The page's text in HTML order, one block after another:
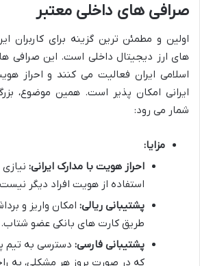
صرافی های داخلی معتبر
اولین و مطمئن ترین گزینه برای کاربران
های ارز دیجیتال داخلی است. این صرافی
اسلامی ایران فعالیت می کنند و احراز
ایرانی امکان پذیر است. همین موضوع،
شمار می رود:
مزایا:
احراز هویت با مدارک ایرانی:
استفاده از هویت افراد دیگر
پشتیبانی ریالی: امکان واریز و
طریق کارت های بانکی عضو شتاب.
پشتیبانی فارسی: دسترسی به تیم
که در صورت بروز هر مشکلی، به